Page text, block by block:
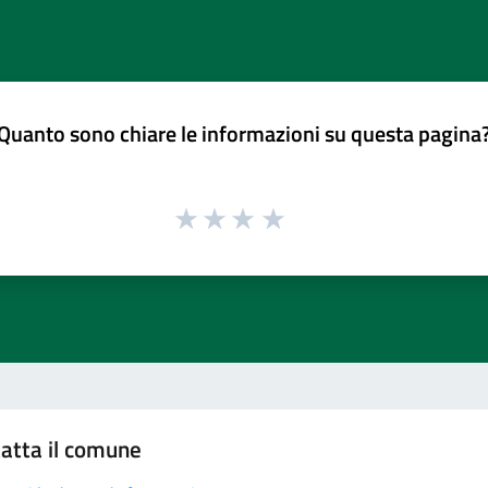
sono chiare le informazioni su questa
il comune